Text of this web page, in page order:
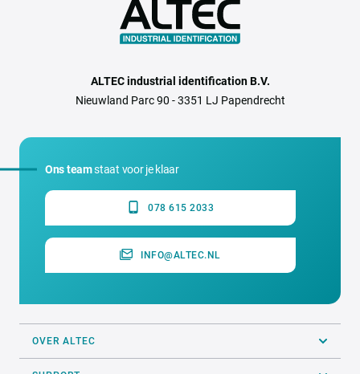
ALTEC industrial identification B.V.
Nieuwland Parc 90 - 3351 LJ Papendrecht
Ons teamstaat voor je klaar
078 615 2033
INFO@ALTEC.NL
OVER ALTEC